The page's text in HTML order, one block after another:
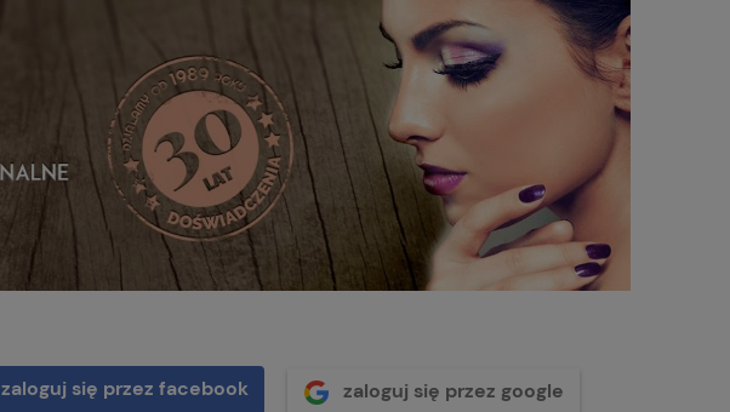
zaloguj się przez facebook zaloguj się przez google